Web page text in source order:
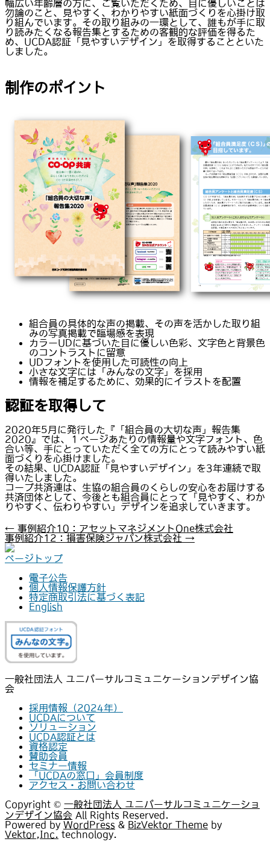
幅広い年齢層の方に、ご覧いただくため、目に優しいことは
勿論のこと、見やすく、わかりやすい紙面づくりを心掛け取
り組んでいます。その取り組みの一環として、誰もが手に取
り読みたくなる報告集とするための客観的な評価を得るた
め、UCDA認証「見やすいデザイン」を取得することといた
しました。
制作のポイント
組合員の具体的な声の掲載、その声を活かした取り組
みの写真掲載で臨場感を表現
カラーUDに基づいた目に優しい色彩、文字色と背景色
のコントラストに留意
UDフォントを使用した可読性の向上
小さな文字には「みんなの文字」を採用
情報を補足するために、効果的にイラストを配置
認証を取得して
2020年5月に発行した『「組合員の大切な声」報告集
2020』では、１ページあたりの情報量や文字フォント、色
合い等、手にとっていただく全ての方にとって読みやすい紙
面づくりを心掛けました。
その結果、UCDA認証「見やすいデザイン」を3年連続で取
得いたしました。
コープ共済連は、生協の組合員のくらしの安心をお届けする
共済団体として、今後とも組合員にとって「見やすく、わか
りやすく、伝わりやすい」デザインを追求していきます。
← 事例紹介10：アセットマネジメントOne株式会社
事例紹介12：損害保険ジャパン株式会社 →
ページトップ
電子公告
個人情報保護方針
特定商取引法に基づく表記
English
一般社団法人 ユニバーサルコミュニケーションデザイン協
会
採用情報（2024年）
UCDAについて
ソリューション
UCDA認証とは
資格認定
賛助会員
セミナー情報
「UCDAの窓口」会員制度
アクセス・お問い合わせ
Copyright © 一般社団法人 ユニバーサルコミュニケーショ
ンデザイン協会 All Rights Reserved.
Powered by WordPress & BizVektor Theme by
Vektor,Inc.
technology.